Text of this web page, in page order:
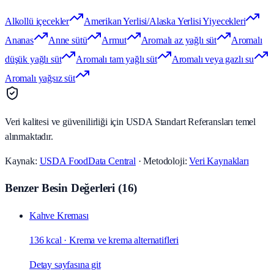
Alkollü içecekler
Amerikan Yerlisi/Alaska Yerlisi Yiyecekleri
Ananas
Anne sütü Armut Aromalı az yağlı süt
Aromalı
düşük yağlı süt
Aromalı tam yağlı süt
Aromalı veya gazlı su
Aromalı yağsız süt
Veri kalitesi ve güvenilirliği için USDA Standart Referansları temel
alınmaktadır.
Kaynak: USDA FoodData Central · Metodoloji:Veri Kaynakları
Benzer Besin Değerleri (16)
Kahve Kreması
136 kcal ·Krema ve krema alternatifleri
Detay sayfasına git